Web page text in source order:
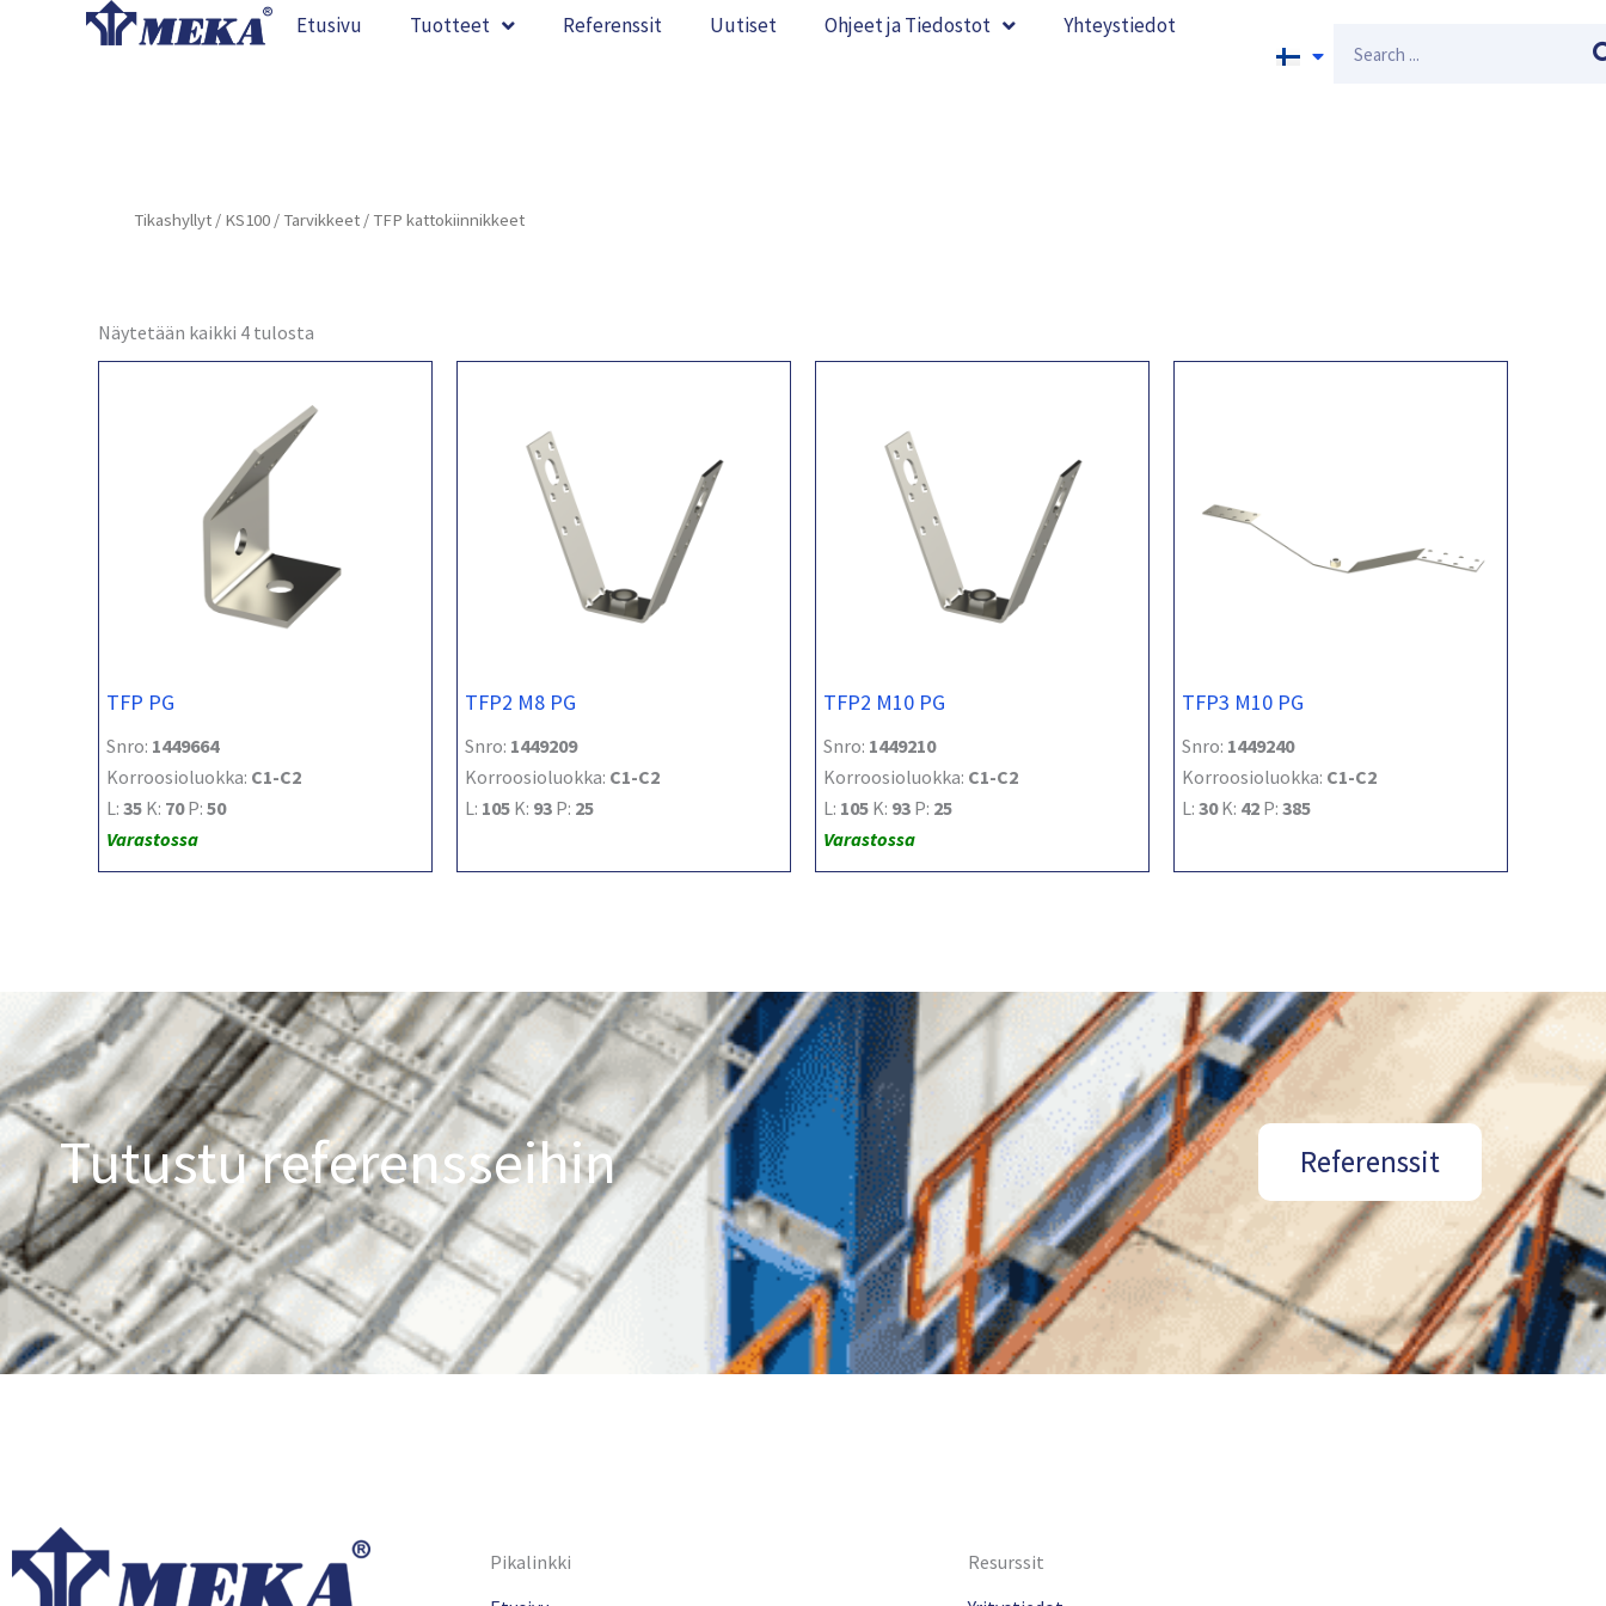
Etusivu Tuotteet Referenssit Uutiset Ohjeet ja Tiedostot Yhteystiedot
Tikashyllyt / KS100 / Tarvikkeet / TFP kattokiinnikkeet
Näytetään kaikki 4 tulosta
TFP PG
Snro: 1449664
Korroosioluokka: C1-C2
L: 35 K: 70P: 50
Varastossa
TFP2 M8 PG
Snro: 1449209
Korroosioluokka: C1-C2
L: 105 K: 93 P: 25
TFP2 M10 PG
Snro: 1449210
Korroosioluokka: C1-C2
L: 105 K: 93 P: 25
Varastossa
TFP3 M10 PG
Snro: 1449240
Korroosioluokka: C1-C2
L: 30K: 42 P: 385
Tutustu referensseihin Referenssit
Pikalinkki
Resurssit